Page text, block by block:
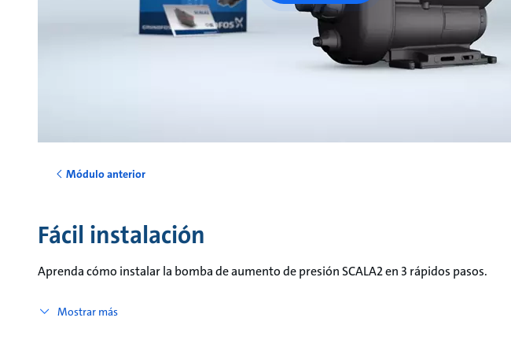
Módulo anterior
Fácil instalación
Aprenda cómo instalar la bomba de aumento de presión SCALA2 en 3 rápidos pasos.
Mostrar más